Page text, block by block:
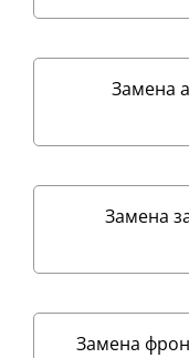
Замена
Замена
Замена